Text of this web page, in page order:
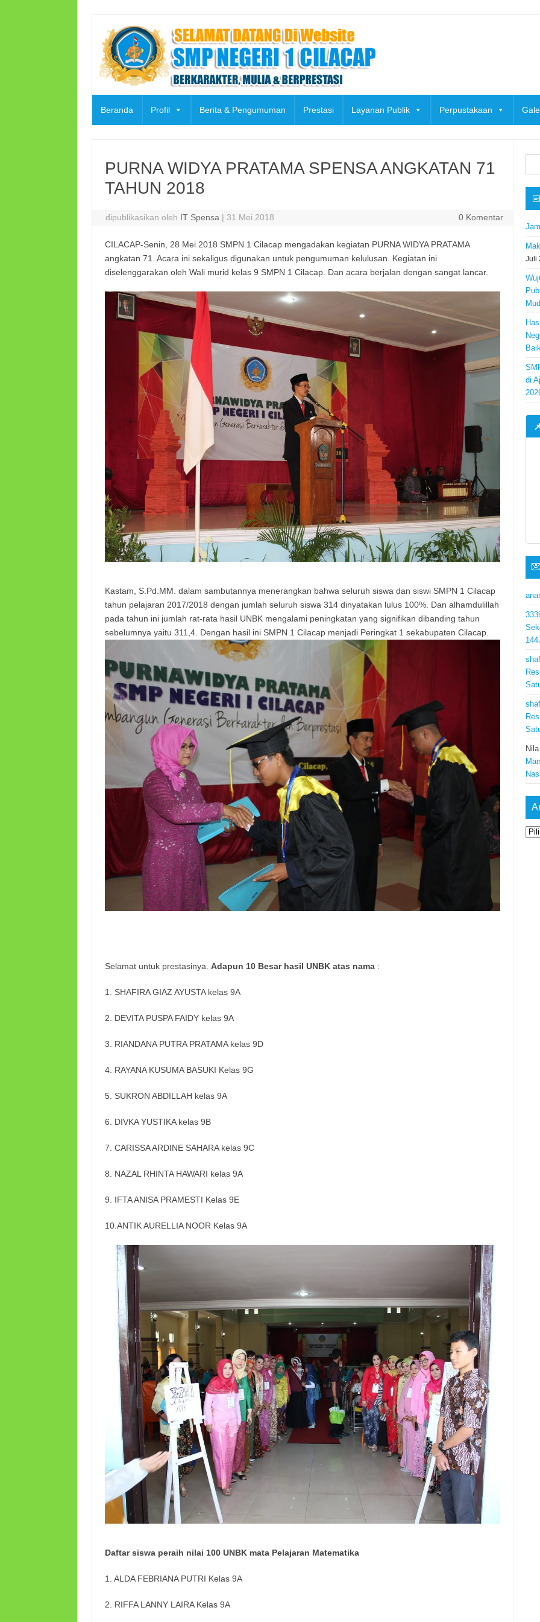
content
Beranda Profil Berita & Pengumuman Prestasi Layanan Publik Perpustakaan
PURNA WIDYA PRATAMA SPENSA ANGKATAN 71
TAHUN 2018
dipublikasikan oleh IT Spensa | 31 Mei 2018 0 Komentar
CILACAP-Senin, 28 Mei 2018 SMPN 1 Cilacap mengadakan kegiatan PURNA WIDYA PRATAMA
angkatan 71. Acara ini sekaligus digunakan untuk pengumuman kelulusan. Kegiatan ini
diselenggarakan oleh Wali murid kelas 9 SMPN 1 Cilacap. Dan acara berjalan dengan sangat lancar.
Kastam, S.Pd.MM. dalam sambutannya menerangkan bahwa seluruh siswa dan siswi SMPN 1 Cilacap
tahun pelajaran 2017/2018 dengan jumlah seluruh siswa 314 dinyatakan lulus 100%. Dan alhamdulillah
pada tahun ini jumlah rat-rata hasil UNBK mengalami peningkatan yang signifikan dibanding tahun
sebelumnya yaitu 311,4. Dengan hasil ini SMPN 1 Cilacap menjadi Peringkat 1 sekabupaten Cilacap.
Selamat untuk prestasinya. Adapun 10 Besar hasil UNBK atas nama :
1. SHAFIRA GIAZ AYUSTA kelas 9A
2. DEVITA PUSPA FAIDY kelas 9A
3. RIANDANA PUTRA PRATAMA kelas 9D
4. RAYANA KUSUMA BASUKI Kelas 9G
5. SUKRON ABDILLAH kelas 9A
6. DIVKA YUSTIKA kelas 9B
7. CARISSA ARDINE SAHARA kelas 9C
8. NAZAL RHINTA HAWARI kelas 9A
9. IFTA ANISA PRAMESTI Kelas 9E
10.ANTIK AURELLIA NOOR Kelas 9A
Daftar siswa peraih nilai 100 UNBK mata Pelajaran Matematika
1. ALDA FEBRIANA PUTRI Kelas 9A
2. RIFFA LANNY LAIRA Kelas 9A
Juli
di